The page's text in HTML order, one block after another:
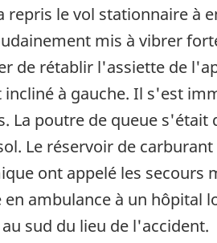
le vol stationnaire à
mis à vibrer
de rétablir l'assiette de
à gauche. Il s'est
La poutre de queue
Le réservoir de
ont appelé les secours
ambulance à un hôpital
sud du lieu de l'accident.